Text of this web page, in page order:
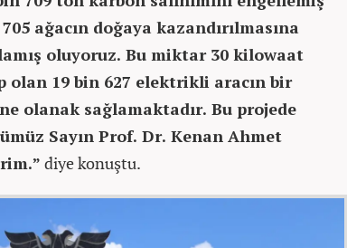
ağacın doğaya kazandırılmasına
oluyoruz. Bu miktar 30 kilowaat
olan 19 bin 627 elektrikli aracın bir
olanak sağlamaktadır. Bu projede
Sayın Prof. Dr. Kenan Ahmet
diye konuştu.